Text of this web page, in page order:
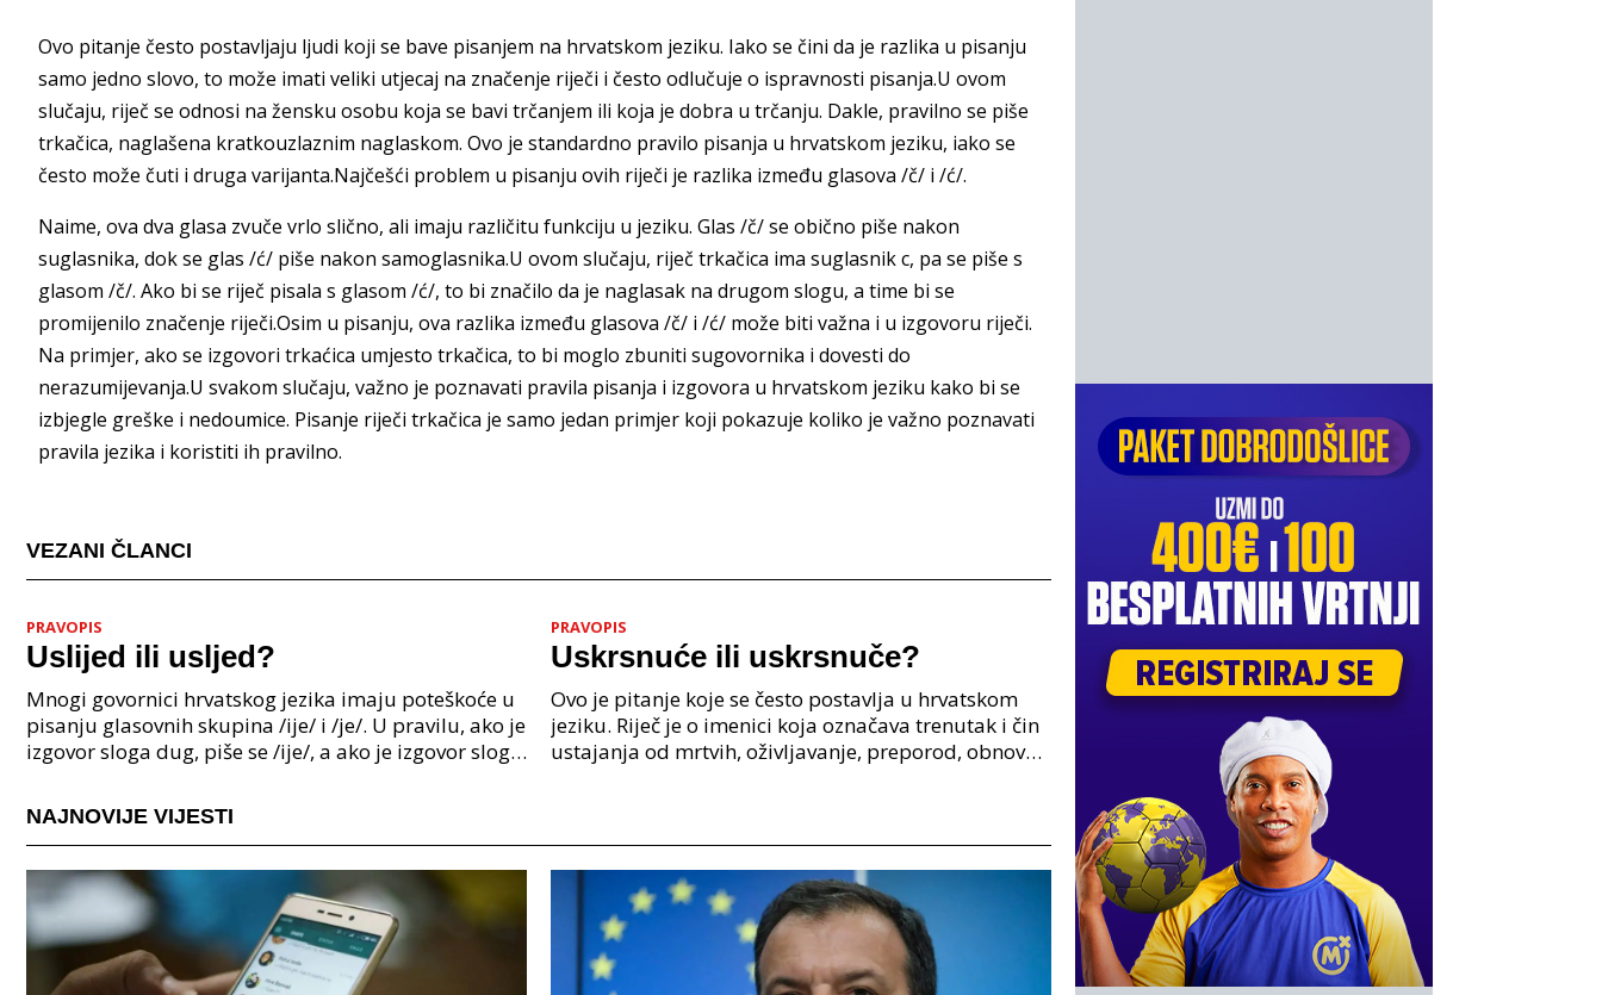
Ovo pitanje često postavljaju ljudi koji se bave pisanjem na hrvatskom jeziku. Iako se čini da je razlika u pisanju
samo jedno slovo, to može imati veliki utjecaj na značenje riječi i često odlučuje o ispravnosti pisanja.U ovom
slučaju, riječ se odnosi na žensku osobu koja se bavi trčanjem ili koja je dobra u trčanju. Dakle, pravilno se piše
trkačica, naglašena kratkouzlaznim naglaskom. Ovo je standardno pravilo pisanja u hrvatskom jeziku, iako se
često može čuti i druga varijanta.Najčešći problem u pisanju ovih riječi je razlika između glasova /č/ i /ć/.
Naime, ova dva glasa zvuče vrlo slično, ali imaju različitu funkciju u jeziku. Glas /č/ se obično piše nakon
suglasnika, dok se glas /ć/ piše nakon samoglasnika.U ovom slučaju, riječ trkačica ima suglasnik c, pa se piše s
glasom /č/. Ako bi se riječ pisala s glasom /ć/, to bi značilo da je naglasak na drugom slogu, a time bi se
promijenilo značenje riječi.Osim u pisanju, ova razlika između glasova /č/ i /ć/ može biti važna i u izgovoru riječi.
Na primjer, ako se izgovori trkaćica umjesto trkačica, to bi moglo zbuniti sugovornika i dovesti do
nerazumijevanja.U svakom slučaju, važno je poznavati pravila pisanja i izgovora u hrvatskom jeziku kako bi se
izbjegle greške i nedoumice. Pisanje riječi trkačica je samo jedan primjer koji pokazuje koliko je važno poznavati
pravila jezika i koristiti ih pravilno.
VEZANI ČLANCI
PRAVOPIS
Uslijed ili usljed?
Mnogi govornici hrvatskog jezika imaju poteškoće u
pisanju glasovnih skupina /ije/ i /je/. U pravilu, ako je
izgovor sloga dug, piše se /ije/, a ako je izgovor sloga
PRAVOPIS
Uskrsnuće ili uskrsnuče?
Ovo je pitanje koje se često postavlja u hrvatskom
jeziku. Riječ je o imenici koja označava trenutak i čin
ustajanja od mrtvih, oživljavanje, preporod, obnovu.
NAJNOVIJE VIJESTI